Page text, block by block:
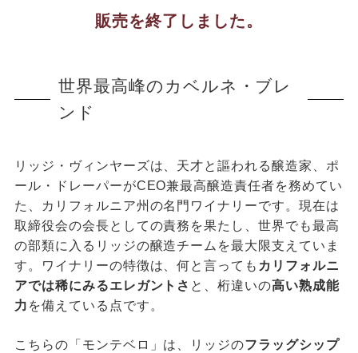
販売を終了しました。
世界最高峰のカベルネ・ブレ
ンド
リッジ・ヴィンヤーズは、天才と謳われる醸造家、ポ
ール・ドレーパーがCEO兼最高醸造責任者を務めてい
た、カリフォルニア州の名門ワイナリーです。現在は
取締役会の会長としての責務を果たし、世界でも最高
の部類に入るリッジの醸造チームを最大限支えていま
す。ワイナリーの特徴は、何と言っても カリフォルニ
アでは稀にみるエレガントさ と、桁違いの高い熟成能
力 を備えている点です。
こちらの「モンテベロ」は、リッジのフラッグシップ